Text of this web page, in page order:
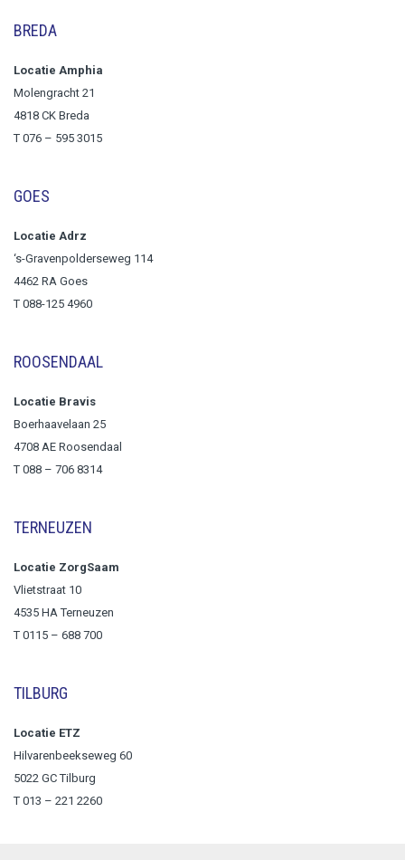
BREDA
Locatie Amphia
Molengracht 21
4818 CK Breda
T 076 – 595 3015
GOES
Locatie Adrz
‘s-Gravenpolderseweg 114
4462 RA Goes
T 088-125 4960
ROOSENDAAL
Locatie Bravis
Boerhaavelaan 25
4708 AE Roosendaal
T 088 – 706 8314
TERNEUZEN
Locatie ZorgSaam
Vlietstraat 10
4535 HA Terneuzen
T 0115 – 688 700
TILBURG
Locatie ETZ
Hilvarenbeekseweg 60
5022 GC Tilburg
T 013 – 221 2260